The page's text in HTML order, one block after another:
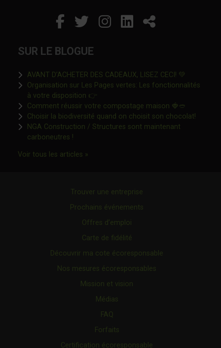
Facebook
Ce lien s'ouvrira dans
Twitter
Ce lien s'ouvrira
Instagram
Ce lien s'ouvrira
LinkedIn
Ce lien
Partager
SUR LE BLOGUE
AVANT D’ACHETER DES CADEAUX, LISEZ CECI! 💚
Organisation sur Les Pages vertes: Les fonctionnalités
à votre disposition 👉Ce lien s'ouvrira dans une nouvelle
Comment réussir votre compostage maison 🍓🥙
Choisir la biodiversité quand on choisit son chocolat!Ce lien
NGA Construction / Structures sont maintenant
carboneutres !Ce lien s'ouvrira dans une nouvelle fenêtre"
Voir tous les articles »Ce lien s'ouvrira dans une nouvelle
Trouver une entreprise
Prochains événements
Offres d’emploi
Carte de fidélité
Découvrir ma cote écoresponsable
Nos mesures écoresponsables
Mission et vision
Médias
FAQ
Forfaits
Certification écoresponsable